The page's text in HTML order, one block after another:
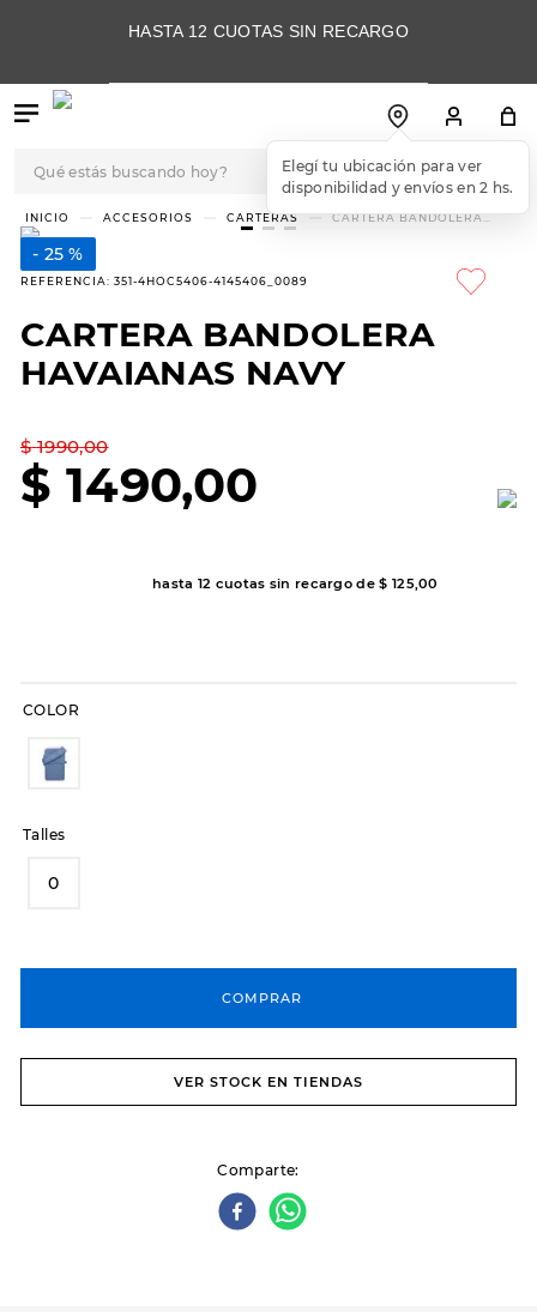
HASTA 12 CUOTAS SIN RECARGO
Elegí tu ubicación para ver
disponibilidad y envíos en 2 hs.
ACCESORIOS CARTERAS
CARTERA BANDOLERA
25 %
REFERENCIA: 351-4HOC5406-4145406_0089
CARTERA BANDOLERA
HAVAIANAS NAVY
$ 1990,00
$ 1490,00
hasta 12 cuotas sin recargo de$ 125,00
COLOR
Talles
0
COMPRAR
VER STOCK EN TIENDAS
Comparte
TÉRMINOS MÁS
BUSCADOS
1.
3.
skechers slip-ins